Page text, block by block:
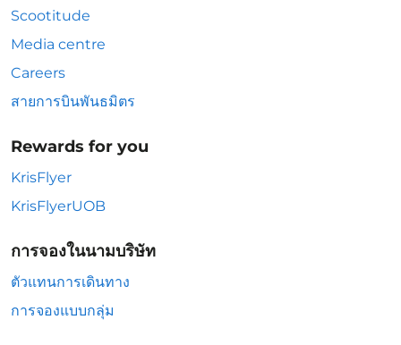
Scootitude
Media centre
Careers
สายการบินพันธมิตร
Rewards for you
KrisFlyer
KrisFlyerUOB
การจองในนามบริษัท
ตัวแทนการเดินทาง
การจองแบบกลุ่ม